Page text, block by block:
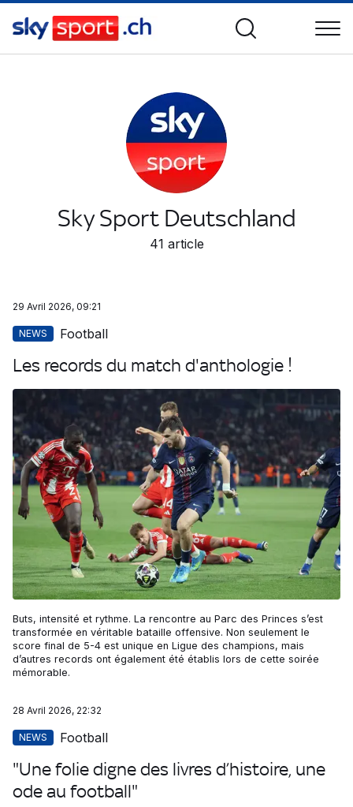
Sky Sport Deutschland
41 article
29 Avril 2026, 09:21
NEWS Football
Les records du match d'anthologie !
Buts, intensité et rythme. La rencontre au Parc des Princes s’est
transformée en véritable bataille offensive. Non seulement le
score final de 5-4 est unique en Ligue des champions, mais
d’autres records ont également été établis lors de cette soirée
mémorable.
28 Avril 2026, 22:32
NEWS Football
"Une folie digne des livres d’histoire, une
ode au football"